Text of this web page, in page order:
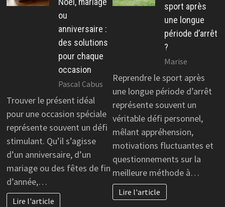
ou
anniversaire :
des solutions
pour chaque
occasion
Pascal Cabus
Trouver le présent idéal
pour une occasion spéciale
représente souvent un défi
stimulant. Qu’il s’agisse
d’un anniversaire, d’un
mariage ou des fêtes de fin
d’année,…
Lire l'article
sport après
une longue
période d’arrêt
?
Marise
Reprendre le sport après
une longue période d’arrêt
représente souvent un
véritable défi personnel,
mêlant appréhension,
motivations fluctuantes et
questionnements sur la
meilleure méthode à…
Lire l'article